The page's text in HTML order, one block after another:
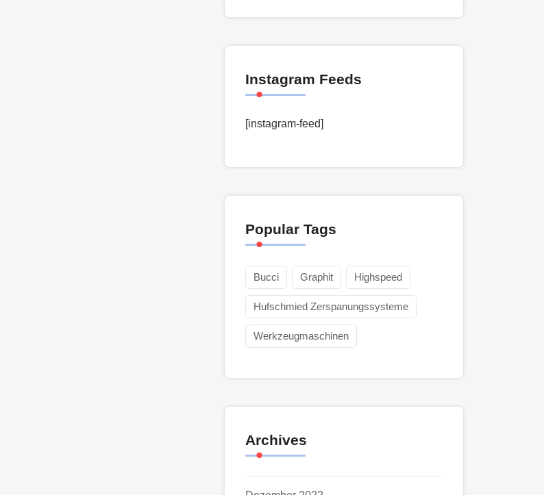
Instagram Feeds
[instagram-feed]
Popular Tags
Bucci Graphit Highspeed
Hufschmied Zerspanungssysteme
Werkzeugmaschinen
Archives